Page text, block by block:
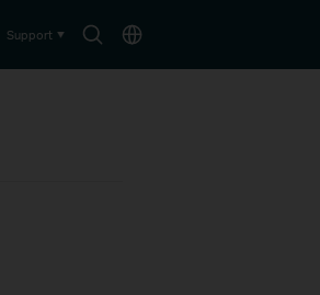
Suche-Choose
Support